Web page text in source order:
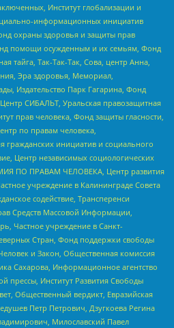
Институт глобализации и
информационных инициатив
охраны здоровья и защиты прав
помощи осужденным и их семьям, Фонд
тайга, Так-Так-Так, Сова, центр Анна,
Эра здоровья, Мемориал,
Издательство Парк Гагарина, Фонд
СИБАЛЬТ, Уральская правозащитная
прав человека, Фонд защиты гласности,
по правам человека,
гражданских инициатив и социального
Центр независимых социологических
ПО ПРАВАМ ЧЕЛОВЕКА, Центр развития
учреждение в Калининграде Совета
содействие, Трансперенси
Средств Массовой Информации,
Частное учреждение в Санкт-
Стран, Фонд поддержки свободы
и Закон, Общественная комиссия
Сахарова, Информационное агентство
прессы, Институт Развития Свободы
Общественный вердикт, Евразийская
Петр Петрович, Дзугкоева Регина
Милославский Павел